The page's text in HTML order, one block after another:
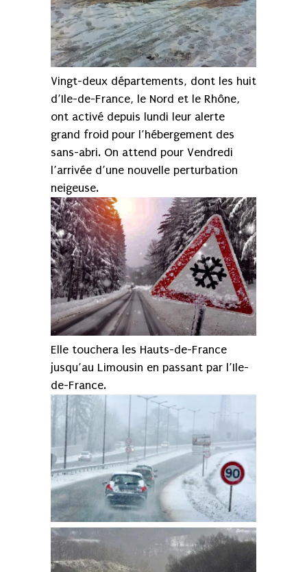
Vingt-deux départements, dont les huit
d’Ile-de-France, le Nord et le Rhône,
ont activé depuis lundi leur alerte
grand froid pour l’hébergement des
sans-abri. On attend pour Vendredi
l’arrivée d’une nouvelle perturbation
neigeuse.
Elle touchera les Hauts-de-France
jusqu’au Limousin en passant par l’Ile-
de-France.